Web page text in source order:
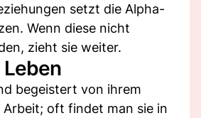
setzt die Alpha-
Wenn diese nicht
zieht sie weiter.
begeistert von ihrem
Arbeit; oft findet man sie in